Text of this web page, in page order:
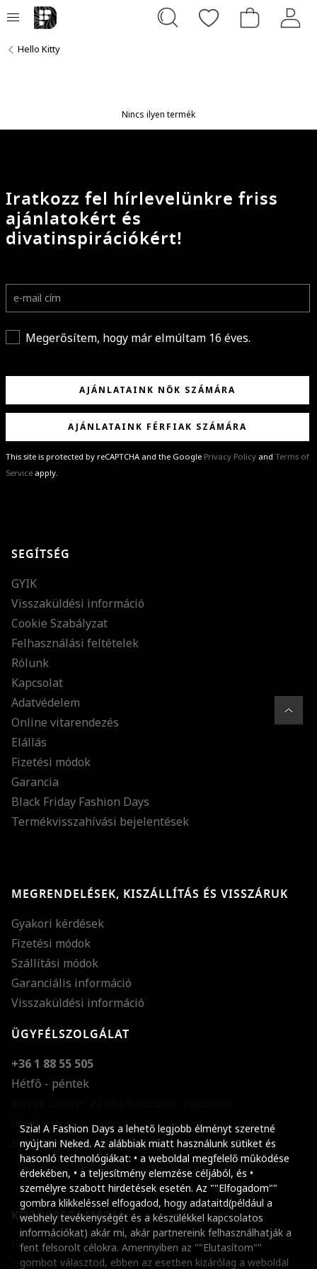
Szia! A Fashion Days a lehető legjobb élményt szeretné
nyújtani Neked. Az alábbiak miatt használunk sütiket és
hasonló technológiákat: • a weboldal megfelelő működése
érdekében, • a teljesítmény elemzése céljából, és •
személyre szabott hirdetések esetén. Az ""Elfogadom""
gombra klikkeléssel elfogadod, hogy adataitd(például a
webhely tevékenységét és a készülékkel kapcsolatos
információkat) akár mi, akár partnereink felhasználhatják a
fent felsorolt célokra. Amennyiben az ""Elutasítom""
gombot választod, ebben az esetben kizárólag a weboldal
Hello Kitty
Nincs ilyen termék
Iratkozz fel hírlevelünkre friss
ajánlatokért és
divatinspirációkért!
Megerősítem, hogy már elmúltam 16 éves.
AJÁNLATAINK NŐK SZÁMÁRA
AJÁNLATAINK FÉRFIAK SZÁMÁRA
This site is protected by reCAPTCHA and the Google Privacy Policy and Terms of
Service apply.
különleges ajánlatainkat és stílustippjeinket!
SEGÍTSÉG
GYIK
Visszaküldési információ
Cookie Szabályzat
Felhasználási feltételek
Rólunk
Kapcsolat
Adatvédelem
Online vitarendezés
Elállás
Fizetési módok
Garancia
Black Friday Fashion Days
Termékvisszahívási bejelentések
MEGRENDELÉSEK, KISZÁLLÍTÁS ÉS VISSZÁRUK
Gyakori kérdések
Fizetési módok
Szállítási módok
Garanciális információ
Visszaküldési információ
ÜGYFÉLSZOLGÁLAT
+36 1 88 55 505
Hétfő - péntek
08:00 - 16:30
E-mail küldése
KÖZÖSSÉGI MÉDIA
Facebook
Instagram
Szöveg méretének
Szóköz növelése
Szóköz csökkentése
Sortávolság
Sortávolság